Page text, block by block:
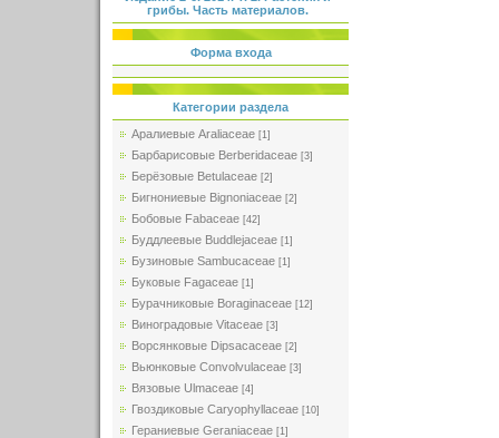
грибы. Часть материалов.
Форма входа
Категории раздела
Аралиевые Araliaceae [1]
Барбарисовые Berberidaceae [3]
Берёзовые Betulaceae [2]
Бигнониевые Bignoniaceae [2]
Бобовые Fabaceae [42]
Буддлеевые Buddlejaceae [1]
Бузиновые Sambucaceae [1]
Буковые Fagaceae [1]
Бурачниковые Boraginaceae [12]
Виноградовые Vitaceae [3]
Ворсянковые Dipsacaceae [2]
Вьюнковые Convolvulaceae [3]
Вязовые Ulmaceae [4]
Гвоздиковые Caryophyllaceae [10]
Гераниевые Geraniaceae [1]